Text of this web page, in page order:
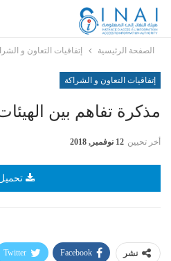
الصفحة الرئيسية إتفاقيات التعاون و
إتفاقيات التعاون و الشراكة
مذكرة تفاهم بين
أخر تحيين 12 نوفمبر, 2018
نشر Facebook
Twitter